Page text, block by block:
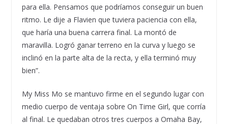
para ella. Pensamos que podríamos conseguir un buen
ritmo. Le dije a Flavien que tuviera paciencia con ella,
que haría una buena carrera final. La montó de
maravilla. Logró ganar terreno en la curva y luego se
inclinó en la parte alta de la recta, y ella terminó muy
bien”.
My Miss Mo se mantuvo firme en el segundo lugar con
medio cuerpo de ventaja sobre On Time Girl, que corría
al final. Le quedaban otros tres cuerpos a Omaha Bay,